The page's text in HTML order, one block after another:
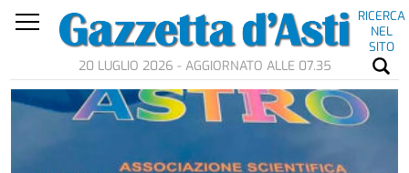
RICERCA
NEL
SITO
20 LUGLIO 2026 - AGGIORNATO ALLE 07.35